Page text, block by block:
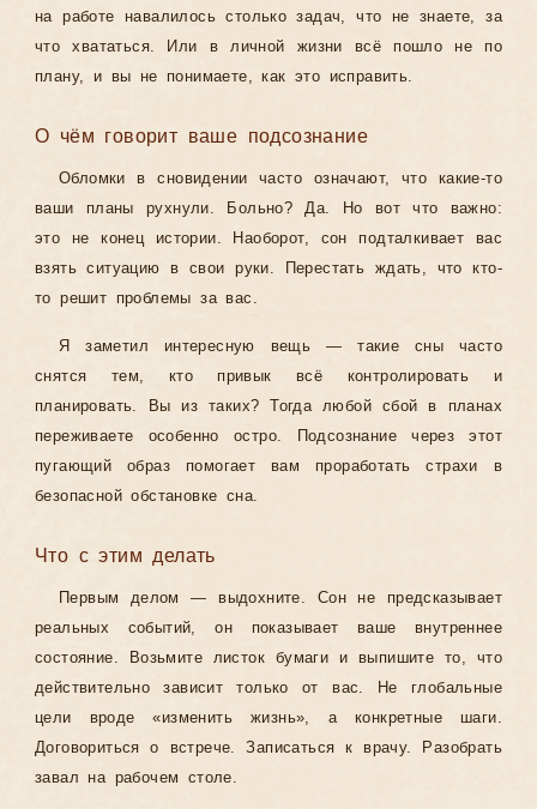
на работе навалилось столько задач, что не знаете, за
что хвататься. Или в личной жизни всё пошло не по
плану, и вы не понимаете, как это исправить.
О чём говорит ваше подсознание
Обломки в сновидении часто означают, что какие-то
ваши планы рухнули. Больно? Да. Но вот что важно:
это не конец истории. Наоборот, сон подталкивает вас
взять ситуацию в свои руки. Перестать ждать, что кто-
то решит проблемы за вас.
Я заметил интересную вещь — такие сны часто
снятся тем, кто привык всё контролировать и
планировать. Вы из таких? Тогда любой сбой в планах
переживаете особенно остро. Подсознание через этот
пугающий образ помогает вам проработать страхи в
безопасной обстановке сна.
Что с этим делать
Первым делом — выдохните. Сон не предсказывает
реальных событий, он показывает ваше внутреннее
состояние. Возьмите листок бумаги и выпишите то, что
действительно зависит только от вас. Не глобальные
цели вроде «изменить жизнь», а конкретные шаги.
Договориться о встрече. Записаться к врачу. Разобрать
завал на рабочем столе.